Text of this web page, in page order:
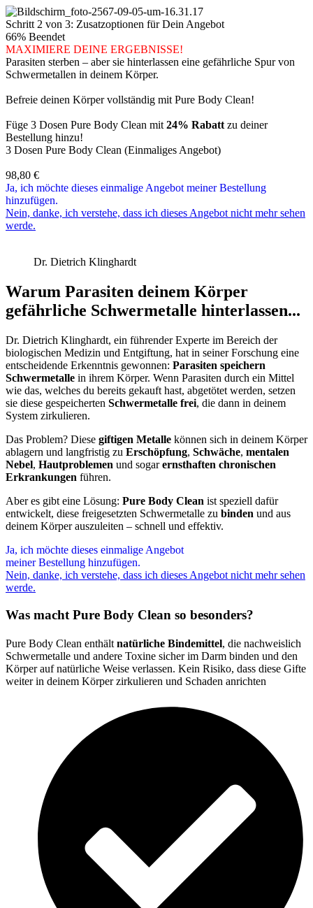
Schritt 2 von 3: Zusatzoptionen für Dein Angebot
66% Beendet
MAXIMIERE DEINE ERGEBNISSE!
Parasiten sterben – aber sie hinterlassen eine gefährliche Spur von
Schwermetallen in deinem Körper.
Befreie deinen Körper vollständig mit Pure Body Clean!
Füge 3 Dosen Pure Body Clean mit 24% Rabatt zu deiner
Bestellung hinzu!
3 Dosen Pure Body Clean (Einmaliges Angebot)
98,80 €
Ja, ich möchte dieses einmalige Angebot meiner Bestellung
hinzufügen.
Nein, danke, ich verstehe, dass ich dieses Angebot nicht mehr sehen
werde.
Dr. Dietrich Klinghardt
Warum Parasiten deinem Körper
gefährliche Schwermetalle hinterlassen...
Dr. Dietrich Klinghardt, ein führender Experte im Bereich der
biologischen Medizin und Entgiftung, hat in seiner Forschung eine
entscheidende Erkenntnis gewonnen: Parasiten speichern
Schwermetalle in ihrem Körper. Wenn Parasiten durch ein Mittel
wie das, welches du bereits gekauft hast, abgetötet werden, setzen
sie diese gespeicherten Schwermetalle frei, die dann in deinem
System zirkulieren.
Das Problem? Diese giftigen Metalle können sich in deinem Körper
ablagern und langfristig zu Erschöpfung, Schwäche, mentalen
Nebel, Hautproblemen und sogarernsthaften chronischen
Erkrankungen führen.
Aber es gibt eine Lösung: Pure Body Clean ist speziell dafür
entwickelt, diese freigesetzten Schwermetalle zu binden und aus
deinem Körper auszuleiten – schnell und effektiv.
Ja, ich möchte dieses einmalige Angebot
meiner Bestellung hinzufügen.
Nein, danke, ich verstehe, dass ich dieses Angebot nicht mehr sehen
werde.
Was macht Pure Body Clean so besonders?
Pure Body Clean enthält natürliche Bindemittel, die nachweislich
Schwermetalle und andere Toxine sicher im Darm binden und den
Körper auf natürliche Weise verlassen. Kein Risiko, dass diese Gifte
weiter in deinem Körper zirkulieren und Schaden anrichten